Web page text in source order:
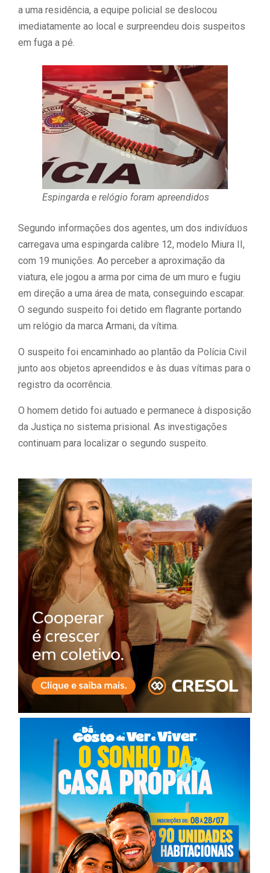
a uma residência, a equipe policial se deslocou
imediatamente ao local e surpreendeu dois suspeitos
em fuga a pé.
Espingarda e relógio foram apreendidos
Segundo informações dos agentes, um dos indivíduos
carregava uma espingarda calibre 12, modelo Miura II,
com 19 munições. Ao perceber a aproximação da
viatura, ele jogou a arma por cima de um muro e fugiu
em direção a uma área de mata, conseguindo escapar.
O segundo suspeito foi detido em flagrante portando
um relógio da marca Armani, da vítima.
O suspeito foi encaminhado ao plantão da Polícia Civil
junto aos objetos apreendidos e às duas vítimas para o
registro da ocorrência.
O homem detido foi autuado e permanece à disposição
da Justiça no sistema prisional. As investigações
continuam para localizar o segundo suspeito.